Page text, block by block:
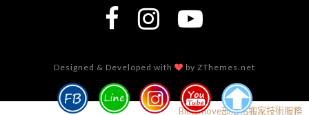
Designed & Developed with by ZThemes.net
Blogimove部落格搬家技術服務